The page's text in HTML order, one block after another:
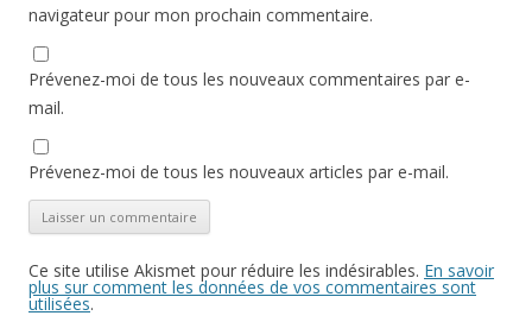
navigateur pour mon prochain commentaire.
Prévenez-moi de tous les nouveaux commentaires par e-
mail.
Prévenez-moi de tous les nouveaux articles par e-mail.
Ce site utilise Akismet pour réduire les indésirables. En savoir
plus sur comment les données de vos commentaires sont
utilisées.